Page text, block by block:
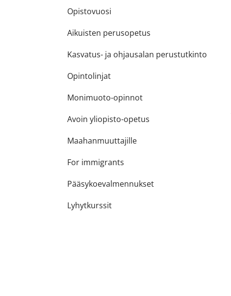
Opistovuosi
Aikuisten perusopetus
Kasvatus- ja ohjausalan perustutkinto
Opintolinjat
Monimuoto-opinnot
Avoin yliopisto-opetus
Maahanmuuttajille
For immigrants
Pääsykoevalmennukset
Lyhytkurssit